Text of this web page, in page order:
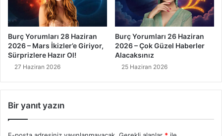
Burç Yorumları 28 Haziran
2026 – Mars İkizler’e Giriyor,
Sürprizlere Hazır Ol!
27 Haziran 2026
Burç Yorumları 26 Haziran
2026 – Çok Güzel Haberler
Alacaksınız
25 Haziran 2026
Bir yanıt yazın